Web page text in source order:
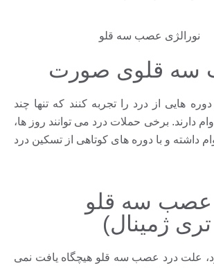
سه قلوی صورت
هایی از درد را تجربه کنند که تنها چند
دارند. برخی حملات درد می توانند روز ها،
داشته و با دوره های کوتاهی از تسکین درد
عصب سه قلو
ژمینال)
علت درد عصب سه قلو هیچگاه یافت نمی